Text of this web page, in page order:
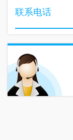
联系电话